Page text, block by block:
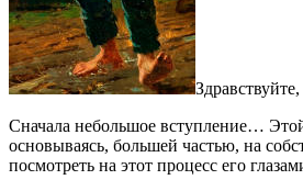
Сначала небольшое вступление…
основываясь, большей частью, на
посмотреть на этот процесс его